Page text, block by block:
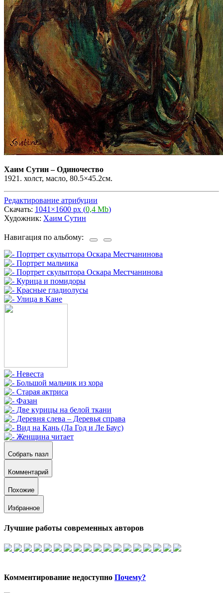
Хаим Сутин–Одиночество
1921. холст, масло, 80.5×45.2см.
Редактирование атрибуции
Скачать: 1041×1600 px (0,4 Mb)
Художник: Хаим Сутин
Навигация по альбому:
Собрать пазл
Комментарий
Похожие
Избранное
Лучшие работы современных авторов
Комментирование недоступно Почему?